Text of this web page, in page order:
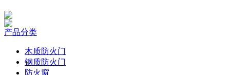
产品分类
木质防火门
钢质防火门
防火窗